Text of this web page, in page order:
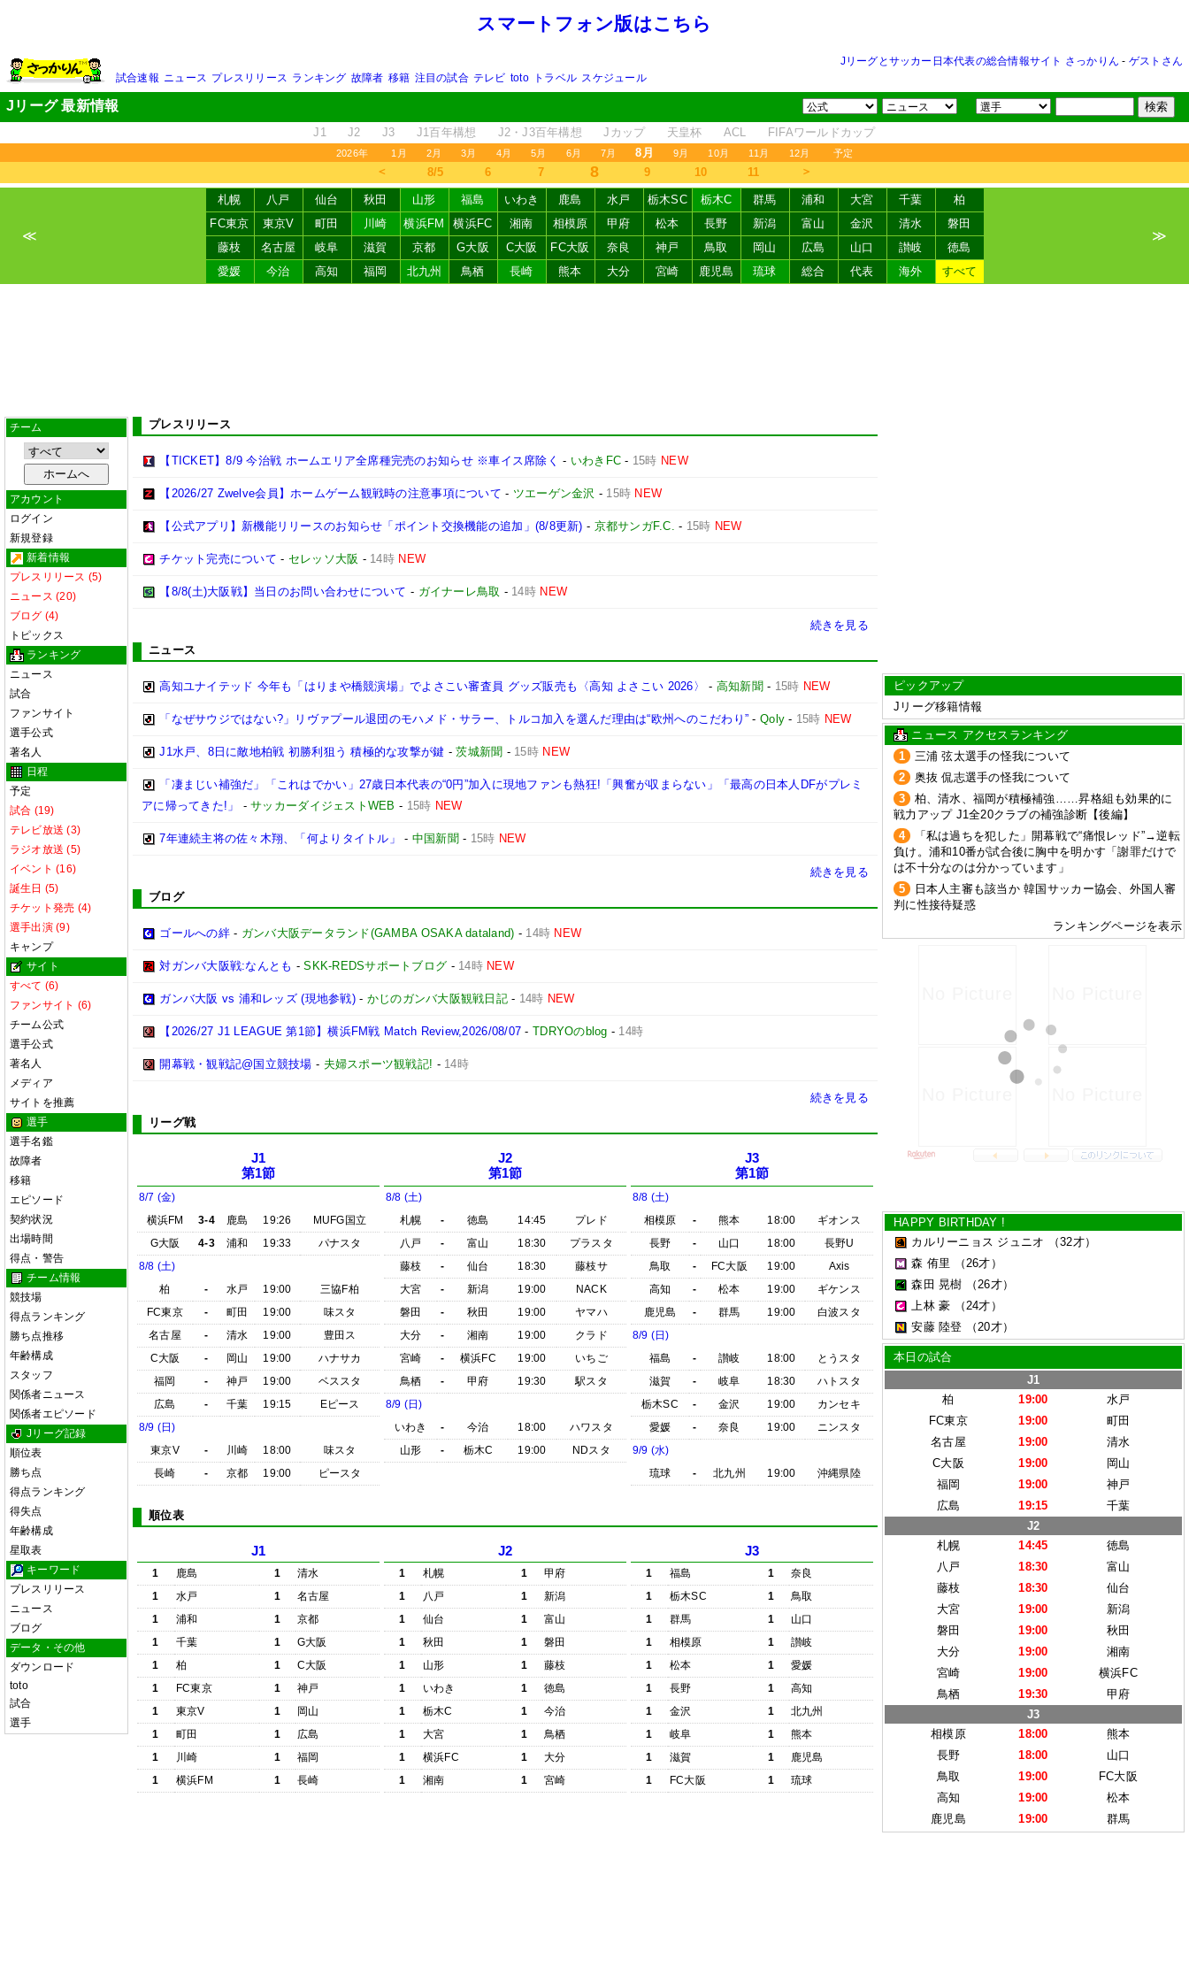
スマートフォン版はこちら
Jリーグとサッカー日本代表の総合情報サイト さっかりん - ゲストさん
試合速報 ニュース プレスリリース ランキング 故障者 移籍 注目の試合 テレビ toto トラベル スケジュール
Jリーグ 最新情報
J1 J2 J3 J1百年構想 J2・J3百年構想 Jカップ 天皇杯 ACL FIFAワールドカップ
2026年 1月 2月 3月 4月 5月 6月 7月 8月 9月 10月 11月 12月 予定
＜ 8/5 6 7 8 9 10 11 ＞
≪
札幌 八戸 仙台 秋田 山形 福島 いわき 鹿島 水戸 栃木SC 栃木C 群馬 浦和 大宮 千葉
柏
FC東京
東京V 町田 川崎 横浜FM 横浜FC 湘南 相模原 甲府 松本 長野 新潟 富山 金沢 清水
磐田
藤枝
名古屋 岐阜 滋賀 京都 G大阪 C大阪 FC大阪 奈良 神戸 鳥取 岡山 広島 山口 讃岐
徳島
愛媛
今治 高知 福岡 北九州 鳥栖 長崎 熊本 大分 宮崎 鹿児島 琉球 総合 代表 海外 すべて
≫
チーム
アカウント
ログイン
新規登録
新着情報
プレスリリース (5)
ニュース (20)
ブログ (4)
トピックス
ランキング
ニュース
試合
ファンサイト
選手公式
著名人
日程
予定
試合 (19)
テレビ放送 (3)
ラジオ放送 (5)
イベント (16)
誕生日 (5)
チケット発売 (4)
選手出演 (9)
キャンプ
サイト
すべて (6)
ファンサイト (6)
チーム公式
選手公式
著名人
メディア
サイトを推薦
選手
選手名鑑
故障者
移籍
エピソード
契約状況
出場時間
得点・警告
チーム情報
競技場
得点ランキング
勝ち点推移
年齢構成
スタッフ
関係者ニュース
関係者エピソード
Jリーグ記録
順位表
勝ち点
得点ランキング
得失点
年齢構成
星取表
キーワード
プレスリリース
ニュース
ブログ
データ・その他
ダウンロード
toto
試合
選手
プレスリリース
【TICKET】8/9 今治戦 ホームエリア全席種完売のお知らせ ※車イス席除く - いわきFC - 15時 NEW
【2026/27 Zwelve会員】ホームゲーム観戦時の注意事項について - ツエーゲン金沢 - 15時 NEW
【公式アプリ】新機能リリースのお知らせ「ポイント交換機能の追加」(8/8更新) - 京都サンガF.C. - 15時 NEW
チケット完売について - セレッソ大阪 - 14時 NEW
【8/8(土)大阪戦】当日のお問い合わせについて - ガイナーレ鳥取 - 14時 NEW
続きを見る
ニュース
高知ユナイテッド 今年も「はりまや橋競演場」でよさこい審査員 グッズ販売も〈高知 よさこい 2026〉 - 高知新聞 - 15時 NEW
「なぜサウジではない?」リヴァプール退団のモハメド・サラー、トルコ加入を選んだ理由は“欧州へのこだわり” - Qoly - 15時 NEW
J1水戸、8日に敵地柏戦 初勝利狙う 積極的な攻撃が鍵 -茨城新聞 - 15時 NEW
「凄まじい補強だ」「これはでかい」27歳日本代表の“0円”加入に現地ファンも熱狂!「興奮が収まらない」「最高の日本人DFがプレミ
アに帰ってきた!」
-サッカーダイジェストWEB - 15時 NEW
7年連続主将の佐々木翔、「何よりタイトル」 - 中国新聞 - 15時 NEW
続きを見る
ブログ
ゴールへの絆- ガンバ大阪データランド(GAMBA OSAKA dataland) - 14時 NEW
対ガンバ大阪戦:なんとも -SKK-REDSサポートブログ - 14時 NEW
ガンバ大阪 vs 浦和レッズ (現地参戦)- かじのガンバ大阪観戦日記- 14時 NEW
【2026/27 J1 LEAGUE 第1節】横浜FM戦 Match Review,2026/08/07 - TDRYOのblog - 14時
開幕戦・観戦記@国立競技場 - 夫婦スポーツ観戦記! - 14時
続きを見る
リーグ戦
J1
第1節
8/7 (金)
横浜FM
3-4 鹿島 19:26
MUFG国立
G大阪
4-3 浦和 19:33
パナスタ
8/8 (土)
柏
- 水戸 19:00
三協F柏
FC東京
- 町田 19:00
味スタ
名古屋
- 清水 19:00
豊田ス
C大阪
- 岡山 19:00
ハナサカ
福岡
- 神戸 19:00
ベススタ
広島
- 千葉 19:15
Eピース
8/9 (日)
東京V
- 川崎 18:00
味スタ
長崎
- 京都 19:00 ピースタ
J2
第1節
8/8 (土)
札幌
- 徳島 14:45
プレド
八戸
- 富山 18:30
プラスタ
藤枝
- 仙台 18:30
藤枝サ
大宮
- 新潟 19:00
NACK
磐田
- 秋田 19:00
ヤマハ
大分
- 湘南 19:00
クラド
宮崎
- 横浜FC 19:00
いちご
鳥栖
- 甲府 19:30
駅スタ
8/9 (日)
いわき
- 今治 18:00
ハワスタ
山形
- 栃木C 19:00 NDスタ
J3
第1節
8/8 (土)
相模原
- 熊本 18:00
ギオンス
長野
- 山口 18:00
長野U
鳥取
- FC大阪 19:00
Axis
高知
- 松本 19:00
ギケンス
鹿児島
- 群馬 19:00
白波スタ
8/9 (日)
福島
- 讃岐 18:00
とうスタ
滋賀
- 岐阜 18:30
ハトスタ
栃木SC
- 金沢 19:00
カンセキ
愛媛
- 奈良 19:00
ニンスタ
9/9 (水)
琉球
- 北九州 19:00 沖縄県陸
順位表
J1
1 鹿島 1
清水
1
水戸 1
名古屋
1
浦和 1
京都
1
千葉 1
G大阪
1
柏 1
C大阪
1
FC東京 1
神戸
1
東京V 1
岡山
1
町田 1
広島
1
川崎 1
福岡
1
横浜FM 1 長崎
J2
1 札幌 1
甲府
1
八戸 1
新潟
1
仙台 1
富山
1
秋田 1
磐田
1
山形 1
藤枝
1
いわき 1
徳島
1
栃木C 1
今治
1
大宮 1
鳥栖
1
横浜FC 1
大分
1
湘南 1 宮崎
J3
1 福島 1
奈良
1
栃木SC 1
鳥取
1
群馬 1
山口
1
相模原 1
讃岐
1
松本 1
愛媛
1
長野 1
高知
1
金沢 1
北九州
1
岐阜 1
熊本
1
滋賀 1
鹿児島
1
FC大阪 1 琉球
ピックアップ
Jリーグ移籍情報
ニュース アクセスランキング
1
三浦 弦太選手の怪我について
2
奥抜 侃志選手の怪我について
3
柏、清水、福岡が積極補強……昇格組も効果的に
戦力アップ J1全20クラブの補強診断【後編】
4
「私は過ちを犯した」開幕戦で“痛恨レッド”→逆転
負け。浦和10番が試合後に胸中を明かす「謝罪だけで
は不十分なのは分かっています」
5
日本人主審も該当か 韓国サッカー協会、外国人審
判に性接待疑惑
ランキングページを表示
HAPPY BIRTHDAY !
カルリーニョス ジュニオ
（32才）
森 侑里
（26才）
森田 晃樹
（26才）
上林 豪
（24才）
安藤 陸登
（20才）
本日の試合
J1
柏
19:00
水戸
FC東京
19:00
町田
名古屋
19:00
清水
C大阪
19:00
岡山
福岡
19:00
神戸
広島
19:15
千葉
J2
札幌
14:45
徳島
八戸
18:30
富山
藤枝
18:30
仙台
大宮
19:00
新潟
磐田
19:00
秋田
大分
19:00
湘南
宮崎
19:00
横浜FC
鳥栖
19:30
甲府
J3
相模原
18:00
熊本
長野
18:00
山口
鳥取
19:00
FC大阪
高知
19:00
松本
鹿児島
19:00 群馬